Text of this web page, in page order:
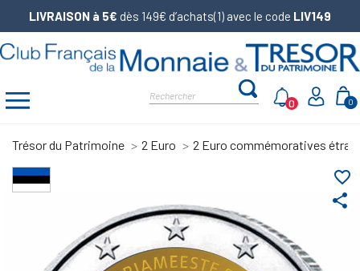
LIVRAISON à 5€ dès 149€ d’achats(1) avec le code LIV149
0
0
Trésor du Patrimoine 2 Euro 2 Euro commémoratives
share
favorite_border